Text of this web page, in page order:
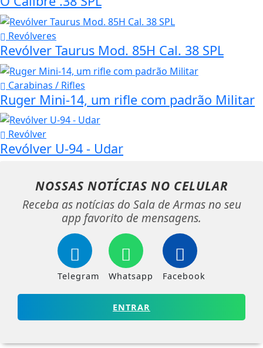
Revólveres
Revólver Taurus Mod. 85H Cal. 38 SPL
Carabinas / Rifles
Ruger Mini-14, um rifle com padrão Militar
Revólver
Revólver U-94 - Udar
NOSSAS NOTÍCIAS NO CELULAR
Receba as notícias do Sala de Armas no seu
app favorito de mensagens.
Telegram Whatsapp Facebook
ENTRAR